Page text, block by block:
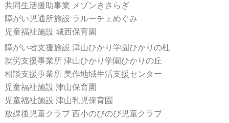
共同生活援助事業 メゾンきさらぎ
障がい児通所施設 ラルーチェめぐみ
児童福祉施設 城西保育園
障がい者支援施設 津山ひかり学園ひかりの杜
就労支援事業所 津山ひかり学園ひかりの丘
相談支援事業所 美作地域生活支援センター
児童福祉施設 津山保育園
児童福祉施設 津山乳児保育園
放課後児童クラブ 西小のびのび児童クラブ